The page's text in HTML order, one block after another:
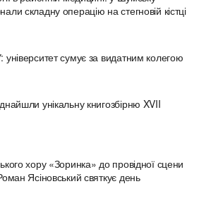
складну операцію на стегновій кістці
сумує за видатним колегою
унікальну книгозбірню XVII
хору «Зоринка» до провідної сцени
Ясіновський святкує день